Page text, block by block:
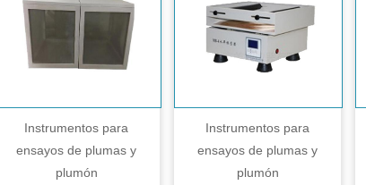
Instrumentos para
ensayos de plumas y
plumón
Instrumentos para
ensayos de plumas y
plumón